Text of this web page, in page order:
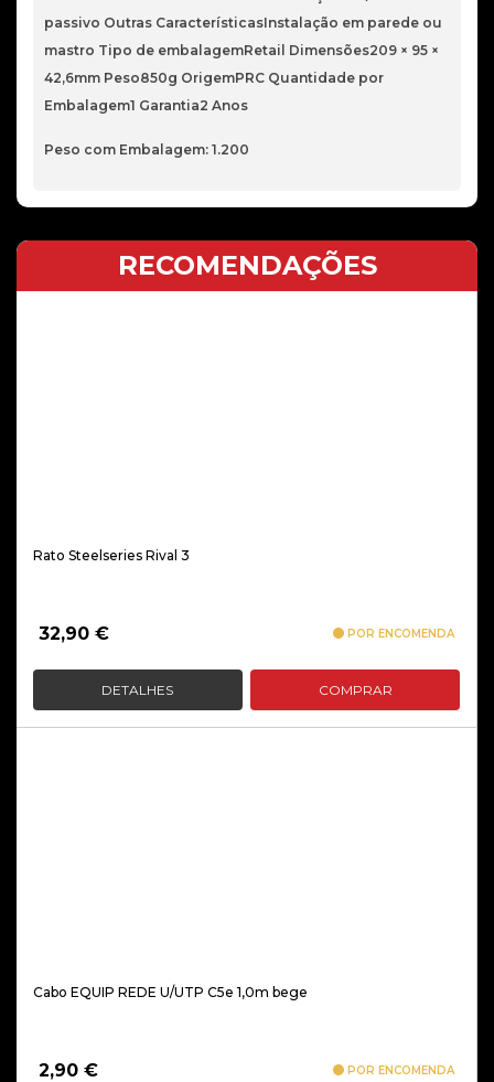
passivo Outras CaracterísticasInstalação em parede ou
mastro Tipo de embalagemRetail Dimensões209 × 95 ×
42,6mm Peso850g OrigemPRC Quantidade por
Embalagem1 Garantia2 Anos
Peso com Embalagem: 1.200
RECOMENDAÇÕES
Rato Steelseries Rival 3
32,90 € POR ENCOMENDA
DETALHES COMPRAR
Cabo EQUIP REDE U/UTP C5e 1,0m bege
2,90 € POR ENCOMENDA